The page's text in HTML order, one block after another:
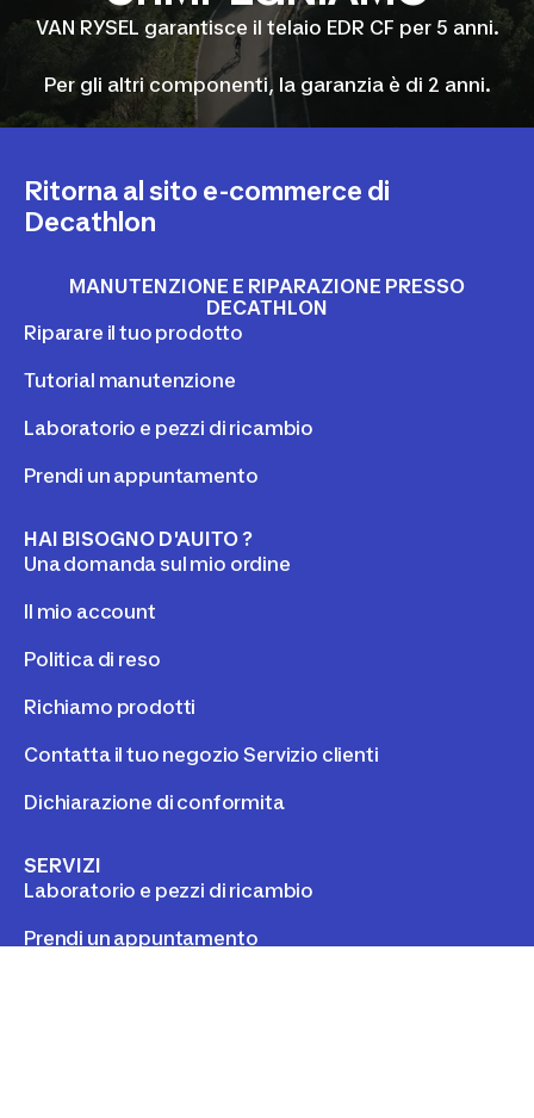
CI IMPEGNIAMO
VAN RYSEL garantisce il telaio EDR CF per 5 anni.
Decathlon
MANUTENZIONE E RIPARAZIONE PRESSO
Riparare il tuo prodotto
Tutorial manutenzione
Laboratorio e pezzi di ricambio
Prendi un appuntamento
HAI BISOGNO D'AUITO ?
Una domanda sul mio ordine
Il mio account